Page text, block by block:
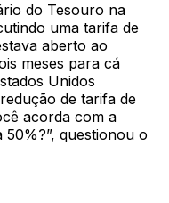
do Tesouro na
uma tarifa de
aberto ao
meses para cá
Unidos
de tarifa de
acorda com a
50%?”, questionou o